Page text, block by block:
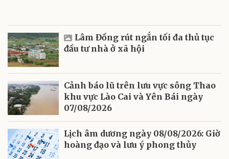
Lâm Đồng rút ngắn tối đa thủ tục
đầu tư nhà ở xã hội
Cảnh báo lũ trên lưu vực sông Thao
khu vực Lào Cai và Yên Bái ngày
07/08/2026
Lịch âm dương ngày 08/08/2026: Giờ
hoàng đạo và lưu ý phong thủy